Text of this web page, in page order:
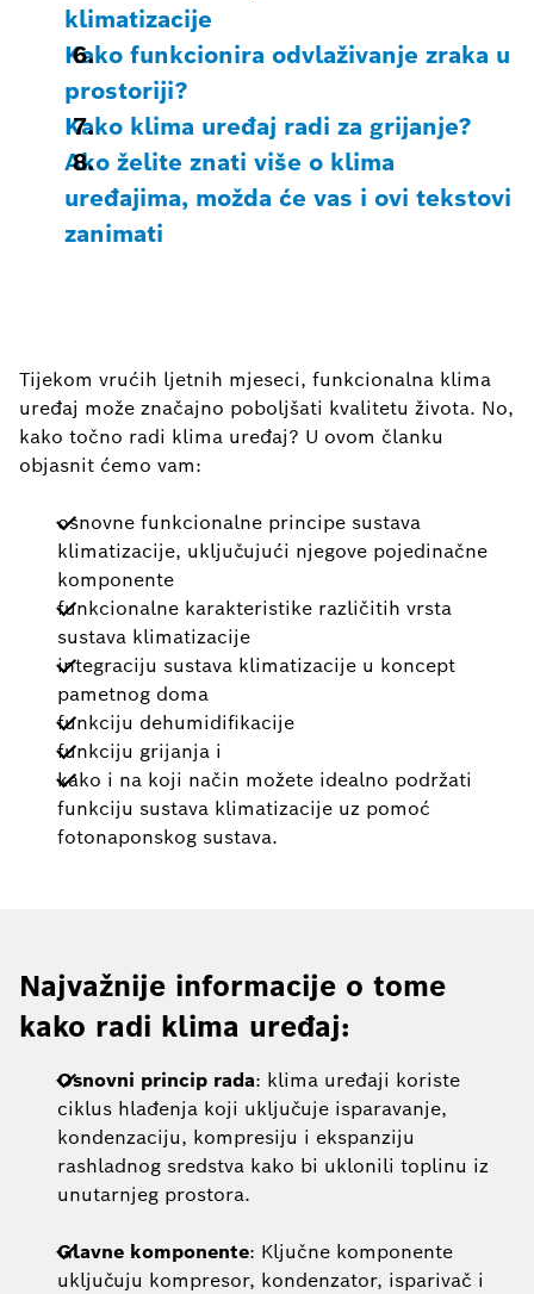
klimatizacije
Kako funkcionira odvlaživanje zraka u
prostoriji?
Kako klima uređaj radi za grijanje?
Ako želite znati više o klima
uređajima, možda će vas i ovi tekstovi
zanimati
Tijekom vrućih ljetnih mjeseci, funkcionalna klima
uređaj može značajno poboljšati kvalitetu života. No,
kako točno radi klima uređaj? U ovom članku
objasnit ćemo vam:
osnovne funkcionalne principe sustava
klimatizacije, uključujući njegove pojedinačne
komponente
funkcionalne karakteristike različitih vrsta
sustava klimatizacije
integraciju sustava klimatizacije u koncept
pametnog doma
funkciju dehumidifikacije
funkciju grijanja i
kako i na koji način možete idealno podržati
funkciju sustava klimatizacije uz pomoć
fotonaponskog sustava.
Najvažnije informacije o tome
kako radi klima uređaj:
Osnovni princip rada: klima uređaji koriste
ciklus hlađenja koji uključuje isparavanje,
kondenzaciju, kompresiju i ekspanziju
rashladnog sredstva kako bi uklonili toplinu iz
unutarnjeg prostora.
Glavne komponente: Ključne komponente
uključuju kompresor, kondenzator, isparivač i